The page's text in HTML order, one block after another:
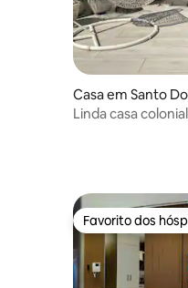
Casa em Santo
Linda casa
Favorito dos
Favorito dos